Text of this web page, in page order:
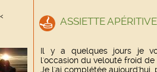
ASSIETTE
Il y a quelques jours je
l'occasion du velouté froid
Je l'ai complétée